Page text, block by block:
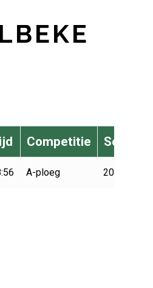
Competitie Seizoen
A-ploeg 2023-2024